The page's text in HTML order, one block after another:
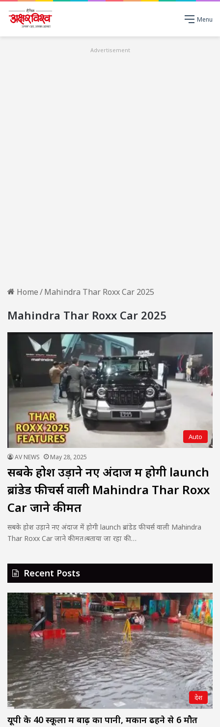
Menu
Advertisement
Home/Mahindra Thar Roxx Car 2025
Mahindra Thar Roxx Car 2025
Auto
AV NEWS May 28, 2025
सबके होश उड़ाने नए अंदाज में होगी launch
ब्रांडेड फीचर्स वाली Mahindra Thar Roxx
Car जाने कीमत
सबके होश उड़ाने नए अंदाज में होगी launch ब्रांडेड फीचर्स वाली Mahindra
Thar Roxx Car जाने कीमत।बताया जा रहा की…
Recent Posts
देश
यूपी के 40 स्कूलों में बाढ़ का पानी, मकान ढहने से 6 मौत